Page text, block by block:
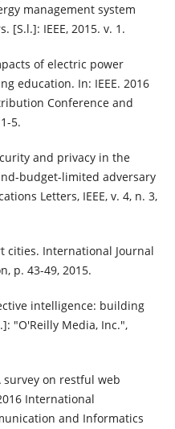
management system
IEEE, 2015. v. 1.
of electric power
education. In: IEEE. 2016
Conference and
5.
and privacy in the
budget-limited adversary
Letters, IEEE, v. 4, n. 3,
cities. International Journal
p. 43-49, 2015.
intelligence: building
"O'Reilly Media, Inc.",
survey on restful web
International
and Informatics